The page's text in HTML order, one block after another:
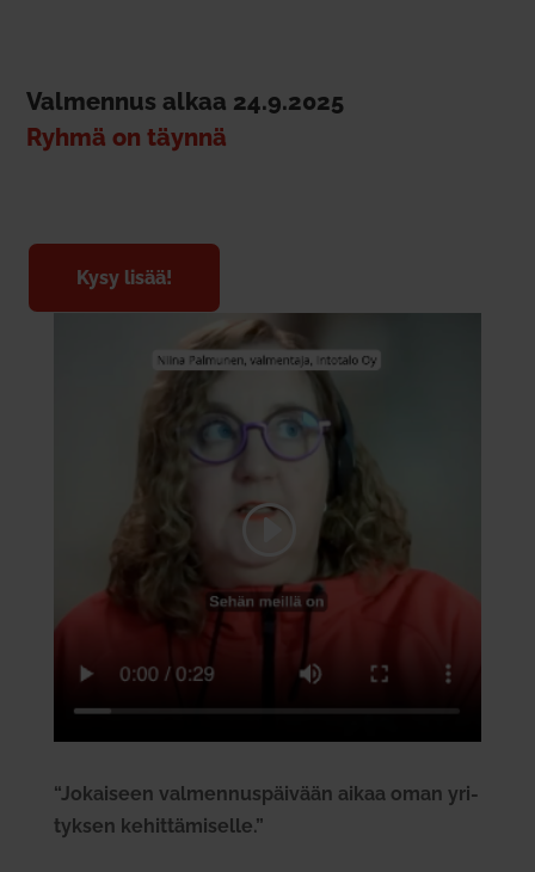
Val­mennus alkaa 24.9.2025
Ryhmä on täynnä
Kysy lisää!
“Jokaiseen val­men­nus­päivään aikaa oman yri­
tyksen kehit­tä­mi­selle.”